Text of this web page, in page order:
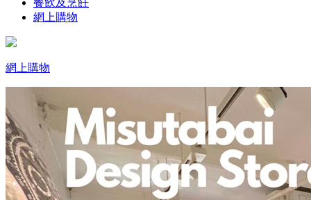
餐飲及烹飪
網上購物
網上購物